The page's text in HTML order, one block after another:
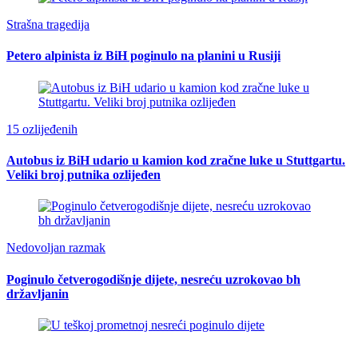
Strašna tragedija
Petero alpinista iz BiH poginulo na planini u Rusiji
15 ozlijeđenih
Autobus iz BiH udario u kamion kod zračne luke u Stuttgartu.
Veliki broj putnika ozlijeđen
Nedovoljan razmak
Poginulo četverogodišnje dijete, nesreću uzrokovao bh
državljanin